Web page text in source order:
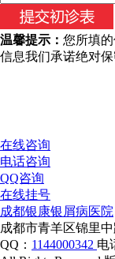
温馨提示： 您所填
信息我们承诺绝对保
在线咨询
电话咨询
QQ咨询
在线挂号
成都银康银屑病医院
成都市青羊区锦里
QQ： 1144000342 电